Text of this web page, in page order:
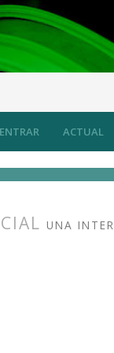
ACTUAL
ENTRAR
UNA